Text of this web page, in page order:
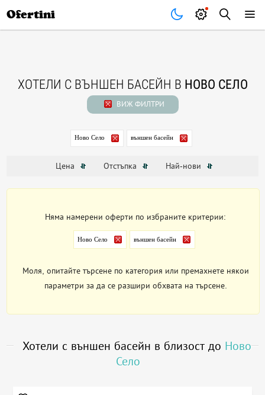
Ofertini
ХОТЕЛИ С ВЪНШЕН БАСЕЙН В НОВО СЕЛО
ВИЖ ФИЛТРИ
Ново Село външен басейн
Цена Отстъпка Най-нови
Няма намерени оферти по избраните критерии:
Ново Село външен басейн
Моля, опитайте търсене по категория или премахнете някои
параметри за да се разшири обхвата на търсене.
Хотели с външен басейн в близост до Ново
Село